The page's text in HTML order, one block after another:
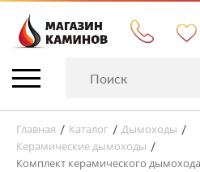
Главная / Каталог / Дымоходы /
Керамические дымоходы /
Комплект керамического